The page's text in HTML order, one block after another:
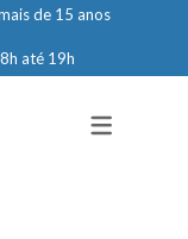
de 15 anos
até 19h